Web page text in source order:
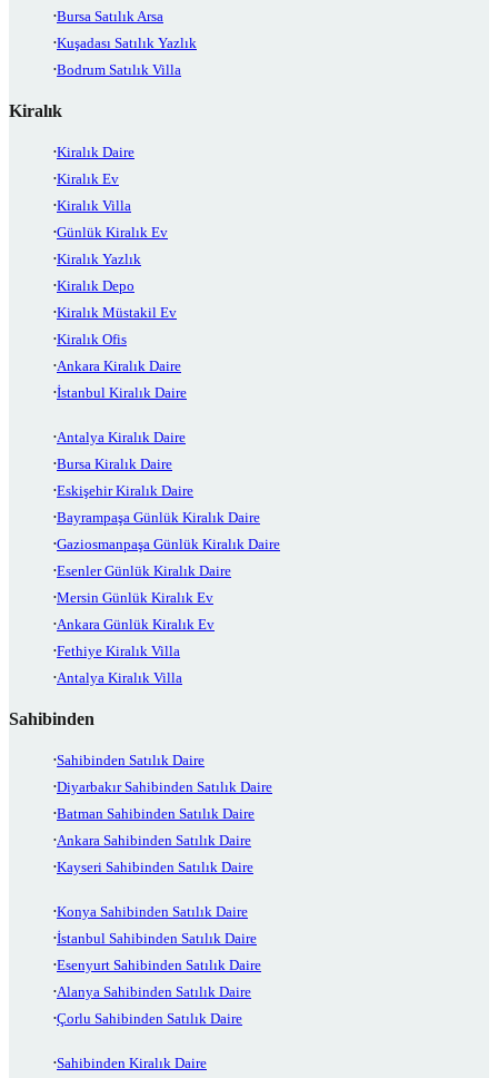
Bursa Satılık Arsa
Kuşadası Satılık Yazlık
Bodrum Satılık Villa
Kiralık
Kiralık Daire
Kiralık Ev
Kiralık Villa
Günlük Kiralık Ev
Kiralık Yazlık
Kiralık Depo
Kiralık Müstakil Ev
Kiralık Ofis
Ankara Kiralık Daire
İstanbul Kiralık Daire
Antalya Kiralık Daire
Bursa Kiralık Daire
Eskişehir Kiralık Daire
Bayrampaşa Günlük Kiralık Daire
Gaziosmanpaşa Günlük Kiralık Daire
Esenler Günlük Kiralık Daire
Mersin Günlük Kiralık Ev
Ankara Günlük Kiralık Ev
Fethiye Kiralık Villa
Antalya Kiralık Villa
Sahibinden
Sahibinden Satılık Daire
Diyarbakır Sahibinden Satılık Daire
Batman Sahibinden Satılık Daire
Ankara Sahibinden Satılık Daire
Kayseri Sahibinden Satılık Daire
Konya Sahibinden Satılık Daire
İstanbul Sahibinden Satılık Daire
Esenyurt Sahibinden Satılık Daire
Alanya Sahibinden Satılık Daire
Çorlu Sahibinden Satılık Daire
Sahibinden Kiralık Daire